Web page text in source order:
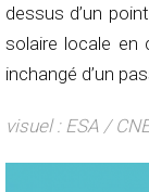
dessus d’un
solaire locale en
inchangé d’un
visuel : ESA /